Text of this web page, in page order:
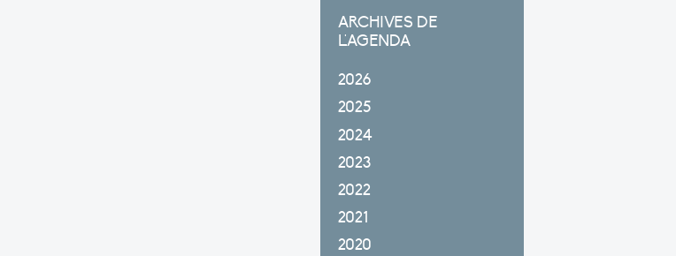
ARCHIVES DE
L'AGENDA
2026
2025
2024
2023
2022
2021
2020